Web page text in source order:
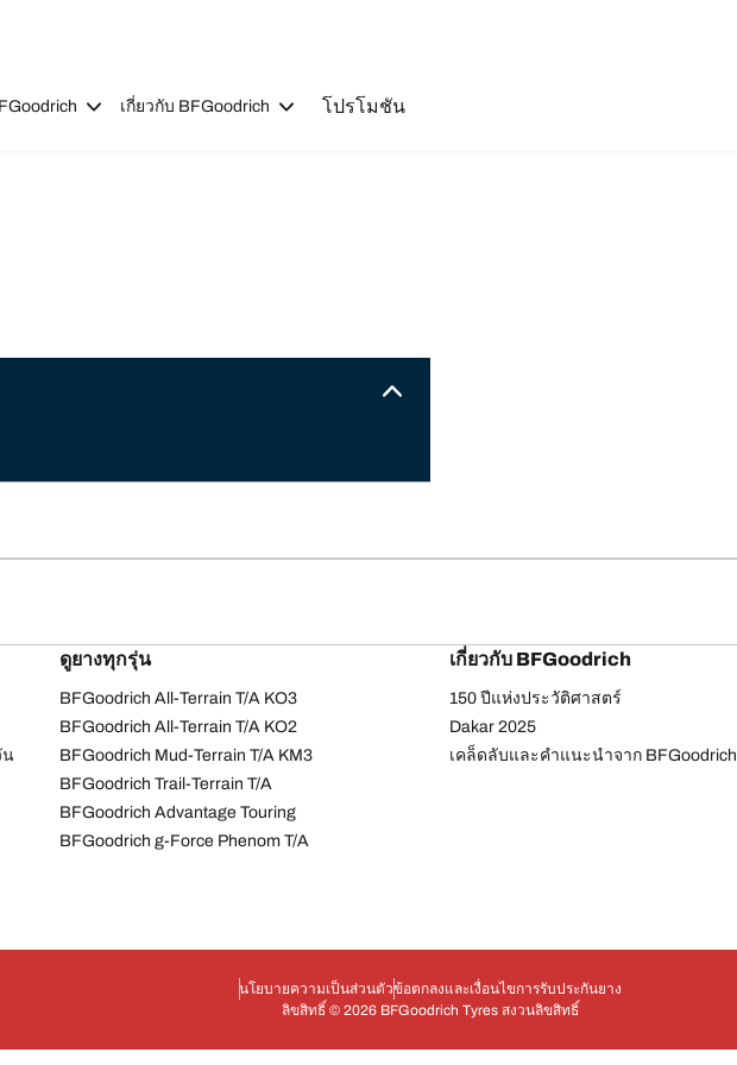
เกี่ยวกับ BFGoodrich โปรโมชัน
น
ดูยางทุกรุ่น
BFGoodrich All-Terrain T/A KO3
BFGoodrich All-Terrain T/A KO2
BFGoodrich Mud-Terrain T/A KM3
BFGoodrich Trail-Terrain T/A
BFGoodrich Advantage Touring
BFGoodrich g-Force Phenom T/A
เกี่ยวกับ BFGoodrich
150 ปีแห่งประวัติศาสตร์
Dakar 2025
เคล็ดลับและคำแนะนำจาก BFGoodrich
นโยบายความเป็นส่วนตัวข้อตกลงและเงื่อนไขการรับประกันยาง
ลิขสิทธิ์ © 2026 BFGoodrich Tyres สงวนลิขสิทธิ์